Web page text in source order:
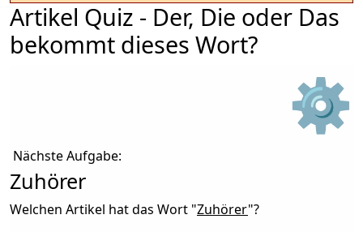
Artikel Quiz - Der, Die oder Das
bekommt dieses Wort?
⚙
Nächste Aufgabe:
Zuhörer
Welchen Artikel hat das Wort "Zuhörer"?